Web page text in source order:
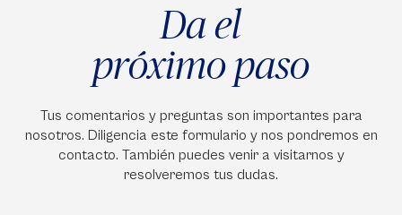
Da el
próximo paso
Tus comentarios y preguntas son importantes para
nosotros. Diligencia este formulario y nos pondremos en
contacto. También puedes venir a visitarnos y
resolveremos tus dudas.